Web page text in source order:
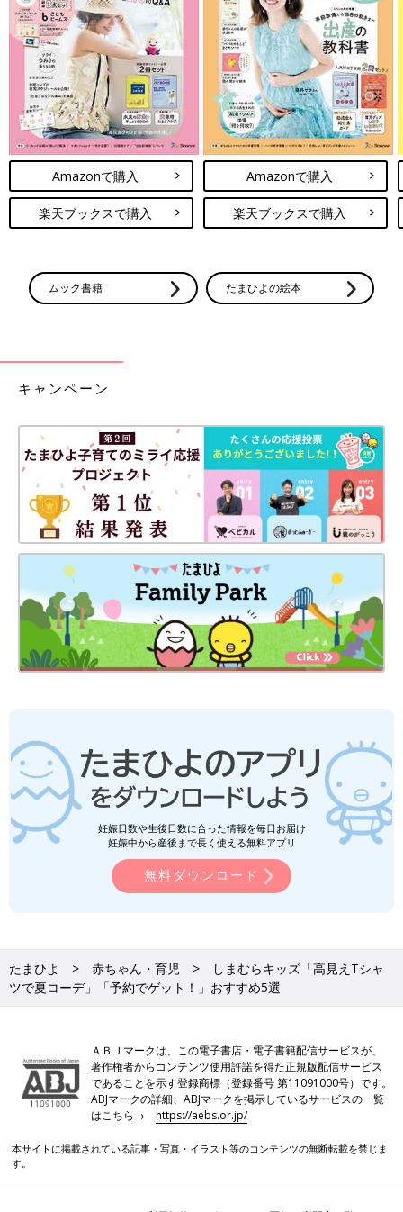
Amazonで購入
楽天ブックスで購入
Amazonで購入
楽天ブックスで購入
ムック書籍 たまひよの絵本
キャンペーン
妊娠日数や生後日数に合った情報を毎日お届け
妊娠中から産後まで長く使える無料アプリ
無料ダウンロード
たまひよ 赤ちゃん・育児
しまむらキッズ「高見えTシャ
ツで夏コーデ」「予約でゲット！」おすすめ5選
ＡＢＪマークは、この電子書店・電子書籍配信サービスが、
著作権者からコンテンツ使用許諾を得た正規版配信サービス
であることを示す登録商標（登録番号 第11091000号）です。
ABJマークの詳細、ABJマークを掲示しているサービスの一覧
はこちら→https://aebs.or.jp/
本サイトに掲載されている記事・写真・イラスト等のコンテンツの無断転載を禁じま
す。